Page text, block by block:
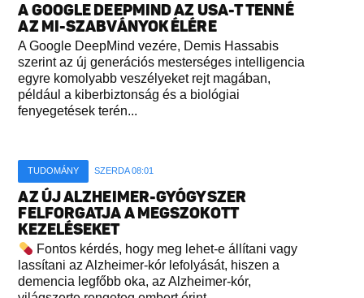
A GOOGLE DEEPMIND AZ USA-T TENNÉ
AZ MI-SZABVÁNYOK ÉLÉRE
A Google DeepMind vezére, Demis Hassabis
szerint az új generációs mesterséges intelligencia
egyre komolyabb veszélyeket rejt magában,
például a kiberbiztonság és a biológiai
fenyegetések terén...
TUDOMÁNY SZERDA 08:01
AZ ÚJ ALZHEIMER-GYÓGYSZER
FELFORGATJA A MEGSZOKOTT
KEZELÉSEKET
Fontos kérdés, hogy meg lehet-e állítani vagy
lassítani az Alzheimer-kór lefolyását, hiszen a
demencia legfőbb oka, az Alzheimer-kór,